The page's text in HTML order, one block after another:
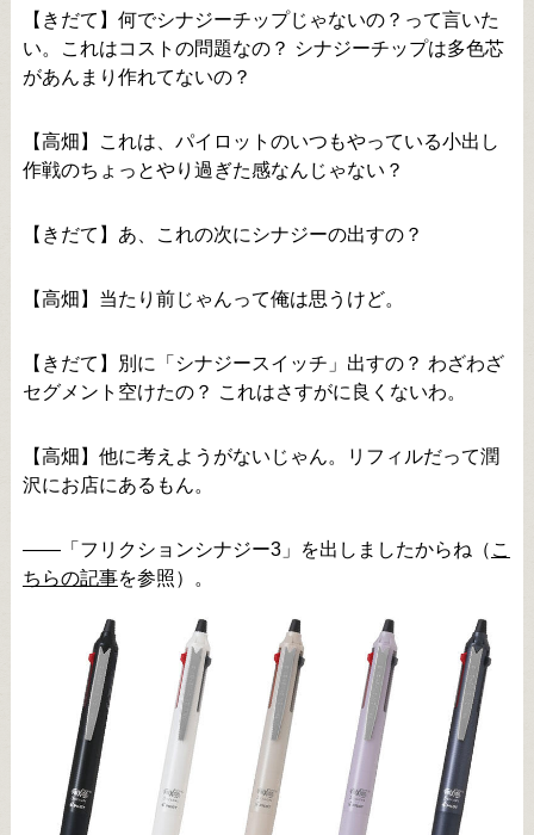
【きだて】何でシナジーチップじゃないの？って言いた
い。これはコストの問題なの？ シナジーチップは多色芯
があんまり作れてないの？
【高畑】これは、パイロットのいつもやっている小出し
作戦のちょっとやり過ぎた感なんじゃない？
【きだて】あ、これの次にシナジーの出すの？
【高畑】当たり前じゃんって俺は思うけど。
【きだて】別に「シナジースイッチ」出すの？ わざわざ
セグメント空けたの？ これはさすがに良くないわ。
【高畑】他に考えようがないじゃん。リフィルだって潤
沢にお店にあるもん。
――「フリクションシナジー3」を出しましたからね（ こ
ちらの記事を参照）。